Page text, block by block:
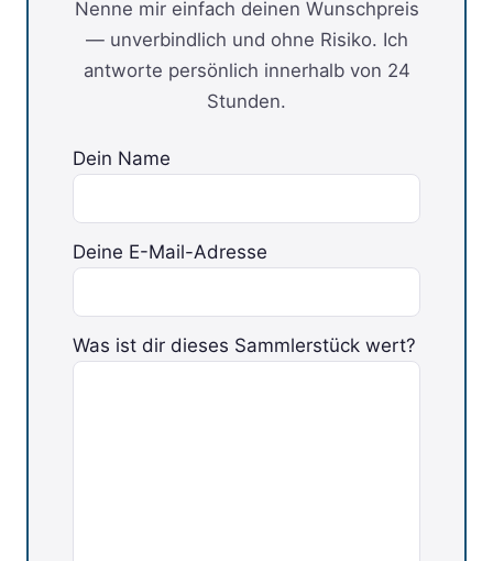
Nenne mir einfach deinen Wunschpreis
— unverbindlich und ohne Risiko. Ich
antworte persönlich innerhalb von 24
Stunden.
Dein Name
Deine E-Mail-Adresse
Bitte lasse dieses Feld leer.
Was ist dir dieses Sammlerstück wert?